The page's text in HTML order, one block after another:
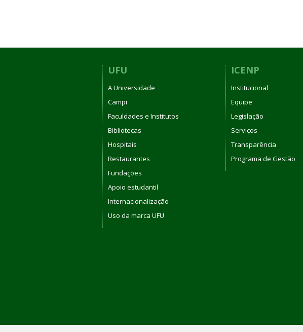
UFU
A Universidade
Campi
Faculdades e Institutos
Bibliotecas
Hospitais
Restaurantes
Fundações
Apoio estudantil
Internacionalização
Uso da marca UFU
ICENP
Institucional
Equipe
Legislação
Serviços
Transparência
Programa de Gestão